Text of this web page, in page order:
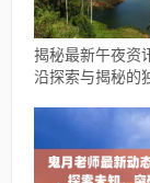
揭秘最新午夜资
沿探索与揭秘的